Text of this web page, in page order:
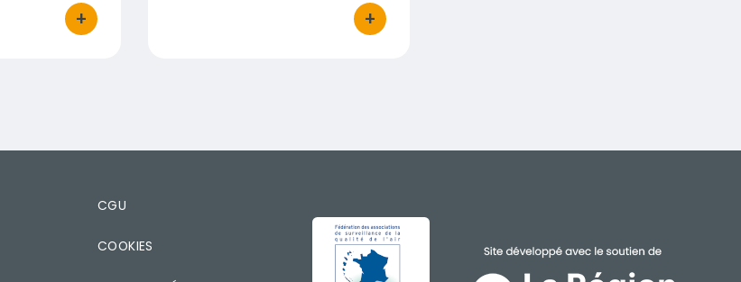
+
bouton d'actions +
bouton d'actions
CGU
COOKIES
IMAGE